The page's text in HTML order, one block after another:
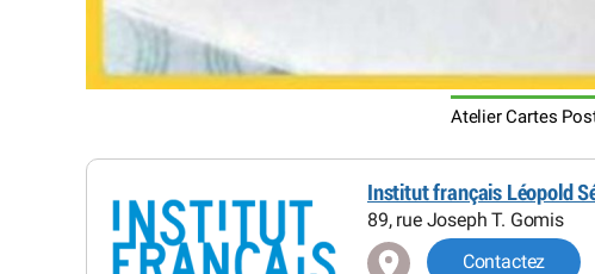
Atelier Cartes
Institut français Léopold
89, rue Joseph T. Gomis
Contactez